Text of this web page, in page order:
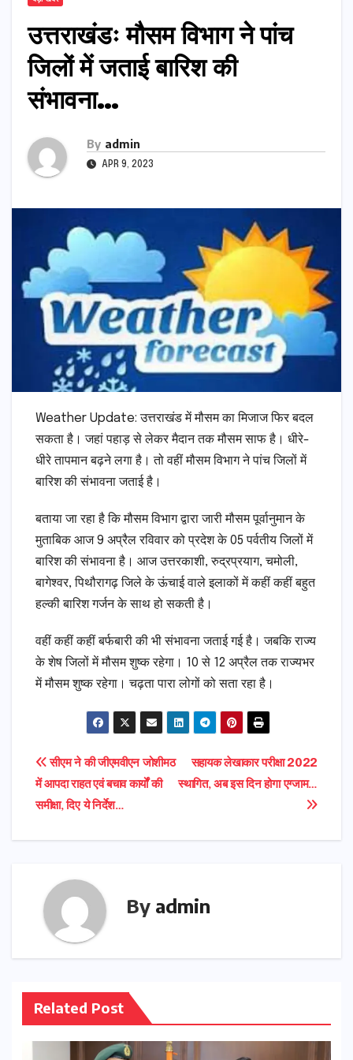
उत्तराखंडः मौसम विभाग ने पांच
जिलों में जताई बारिश की
संभावना…
By admin
APR 9, 2023
Weather Update: उत्तराखंड में मौसम का मिजाज फ‍िर बदल
सकता है। जहां पहाड़ से लेकर मैदान तक मौसम साफ है। धीरे-
धीरे तापमान बढ़ने लगा है। तो वहीं मौसम विभाग ने पांच जिलों में
बारिश की संभावना जताई है।
बताया जा रहा है कि मौसम विभाग द्वारा जारी मौसम पूर्वानुमान के
मुताबिक आज 9 अप्रैल रविवार को प्रदेश के 05 पर्वतीय जिलों में
बारिश की संभावना है। आज उत्तरकाशी, रुद्रप्रयाग, चमोली,
बागेश्वर, पिथौरागढ़ जिले के ऊंचाई वाले इलाकों में कहीं कहीं बहुत
हल्की बारिश गर्जन के साथ हो सकती है।
वहीं कहीं कहीं बर्फबारी की भी संभावना जताई गई है। जबकि राज्य
के शेष जिलों में मौसम शुष्क रहेगा। 10 से 12 अप्रैल तक राज्यभर
में मौसम शुष्क रहेगा। चढ़ता पारा लोगों को सता रहा है।
Post
navigation
सहायक लेखाकार परीक्षा 2022
स्थागित, अब इस दिन होगा एग्जाम…
सीएम ने की जीएमवीएन जोशीमठ
में आपदा राहत एवं बचाव कार्यों की
समीक्षा, दिए ये निर्देश…
By admin
Related Post